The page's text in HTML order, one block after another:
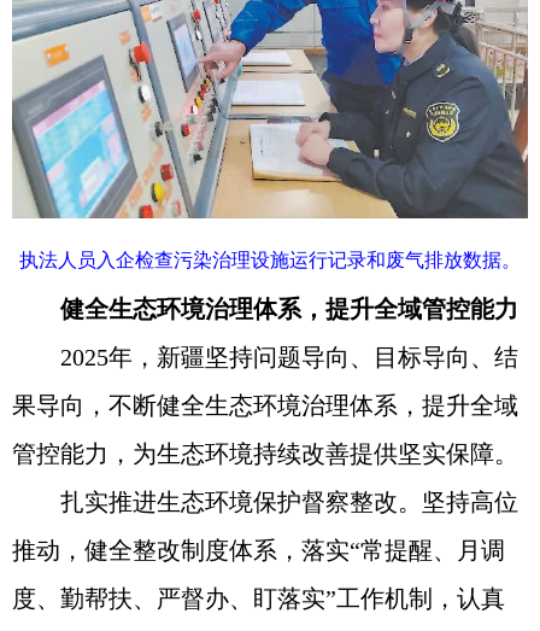
执法人员入企检查污染治理设施运行记录和废气排放数据。
健全生态环境治理体系，提升全域管控能力
2025年，新疆坚持问题导向、目标导向、结
果导向，不断健全生态环境治理体系，提升全域
管控能力，为生态环境持续改善提供坚实保障。
扎实推进生态环境保护督察整改。坚持高位
推动，健全整改制度体系，落实“常提醒、月调
度、勤帮扶、严督办、盯落实”工作机制，认真